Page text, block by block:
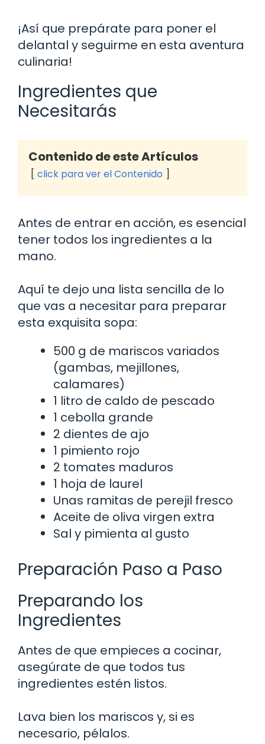
¡Así que prepárate para poner el
delantal y seguirme en esta aventura
culinaria!
Ingredientes que
Necesitarás
Contenido de este Artículos
click para ver el Contenido
Antes de entrar en acción, es esencial
tener todos los ingredientes a la
mano.
Aquí te dejo una lista sencilla de lo
que vas a necesitar para preparar
esta exquisita sopa:
500 g de mariscos variados
(gambas, mejillones,
calamares)
1 litro de caldo de pescado
1 cebolla grande
2 dientes de ajo
1 pimiento rojo
2 tomates maduros
1 hoja de laurel
Unas ramitas de perejil fresco
Aceite de oliva virgen extra
Sal y pimienta al gusto
Preparación Paso a Paso
Preparando los
Ingredientes
Antes de que empieces a cocinar,
asegúrate de que todos tus
ingredientes estén listos.
Lava bien los mariscos y, si es
necesario, pélalos.